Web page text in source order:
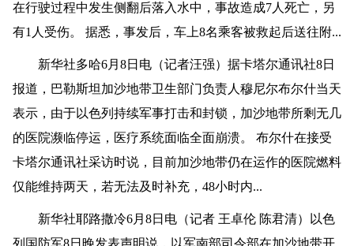
在行驶过程中发生侧翻后落入水中，事故造成7人死亡，另
有1人受伤。 据悉，事发后，车上8名乘客被救起后送往附...
新华社多哈6月8日电（记者汪强）据卡塔尔通讯社8日
报道，巴勒斯坦加沙地带卫生部门负责人穆尼尔布尔什当天
表示，由于以色列持续军事打击和封锁，加沙地带所剩无几
的医院濒临停运，医疗系统面临全面崩溃。 布尔什在接受
卡塔尔通讯社采访时说，目前加沙地带仍在运作的医院燃料
仅能维持两天，若无法及时补充，48小时内...
新华社耶路撒冷6月8日电（记者 王卓伦 陈君清）以色
列国防军8日晚发表声明说，以军南部司令部在加沙地带开